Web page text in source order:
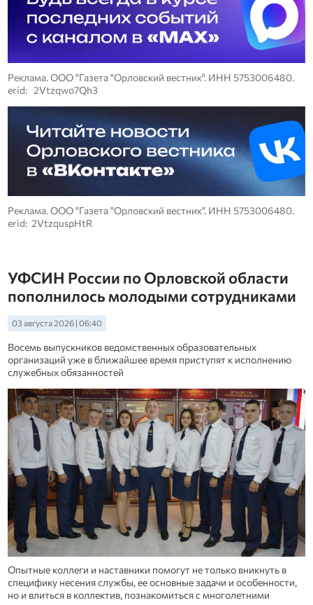
Реклама. ООО "Газета "Орловский вестник". ИНН 5753006480.
erid: 2Vtzqwo7Qh3
Реклама. ООО "Газета "Орловский вестник". ИНН 5753006480.
erid: 2VtzquspHtR
УФСИН России по Орловской области
пополнилось молодыми сотрудниками
03 августа 2026 | 06:40
Восемь выпускников ведомственных образовательных
организаций уже в ближайшее время приступят к исполнению
служебных обязанностей
Опытные коллеги и наставники помогут не только вникнуть в
специфику несения службы, ее основные задачи и особенности,
но и влиться в коллектив, познакомиться с многолетними